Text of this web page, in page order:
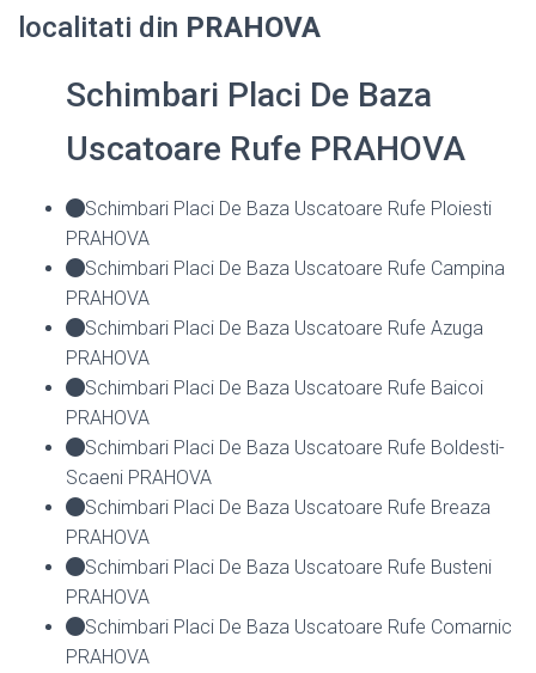
localitati din PRAHOVA
Schimbari Placi De Baza
Uscatoare Rufe PRAHOVA
Schimbari Placi De Baza Uscatoare Rufe Ploiesti
PRAHOVA
Schimbari Placi De Baza Uscatoare Rufe Campina
PRAHOVA
Schimbari Placi De Baza Uscatoare Rufe Azuga
PRAHOVA
Schimbari Placi De Baza Uscatoare Rufe Baicoi
PRAHOVA
Schimbari Placi De Baza Uscatoare Rufe Boldesti-
Scaeni PRAHOVA
Schimbari Placi De Baza Uscatoare Rufe Breaza
PRAHOVA
Schimbari Placi De Baza Uscatoare Rufe Busteni
PRAHOVA
Schimbari Placi De Baza Uscatoare Rufe Comarnic
PRAHOVA